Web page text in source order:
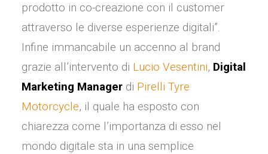
prodotto in co-creazione con il customer
attraverso le diverse esperienze digitali”.
Infine immancabile un accenno al brand
grazie all’intervento di Lucio Vesentini, Digital
Marketing Manager di Pirelli Tyre
Motorcycle, il quale ha esposto con
chiarezza come l’importanza di esso nel
mondo digitale sta in una semplice